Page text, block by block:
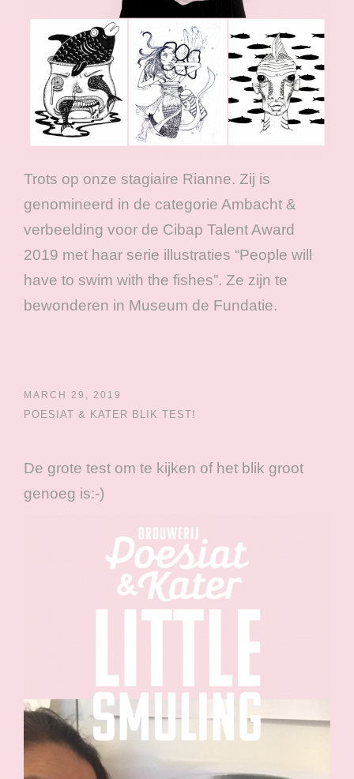
Trots op onze stagiaire Rianne. Zij is
genomineerd in de categorie Ambacht &
verbeelding voor de Cibap Talent Award
2019 met haar serie illustraties “People will
have to swim with the fishes”. Ze zijn te
bewonderen in Museum de Fundatie.
MARCH 29, 2019
POESIAT & KATER BLIK TEST!
De grote test om te kijken of het blik groot
genoeg is:-)